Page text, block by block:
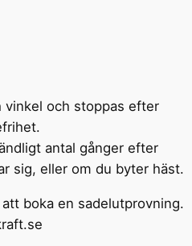
vinkel och stoppas efter
antal gånger efter
sig, eller om du byter häst.
boka en sadelutprovning.